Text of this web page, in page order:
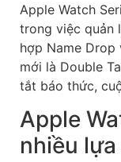
Apple Watch
trong việc quản
hợp Name
mới là Double
tắt báo thức,
Apple
nhiều